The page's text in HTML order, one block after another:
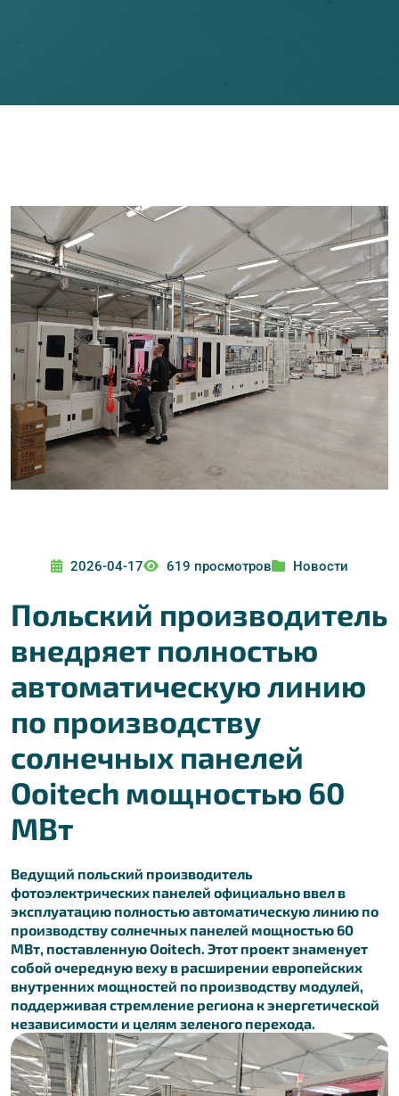
2026-04-17 619 просмотров Новости
Польский производитель
внедряет полностью
автоматическую линию
по производству
солнечных панелей
Ooitech мощностью 60
МВт
Ведущий польский производитель
фотоэлектрических панелей официально ввел в
эксплуатацию полностью автоматическую линию по
производству солнечных панелей мощностью 60
МВт, поставленную Ooitech. Этот проект знаменует
собой очередную веху в расширении европейских
внутренних мощностей по производству модулей,
поддерживая стремление региона к энергетической
независимости и целям зеленого перехода.